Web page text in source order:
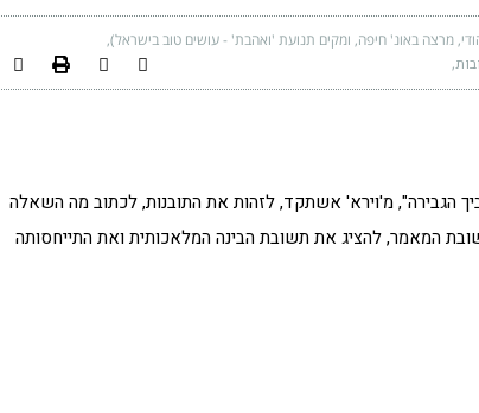
מרצה באונ' חיפה, ומקים תנועת 'ואהבת' - עושים טוב בישראל)
הגבירה", מ'וירא' אשתקד, לזהות את התובנות, לכתוב מה השאלה
המאמר, להציג את תשובת הבינה המלאכותית ואת התייחסותה